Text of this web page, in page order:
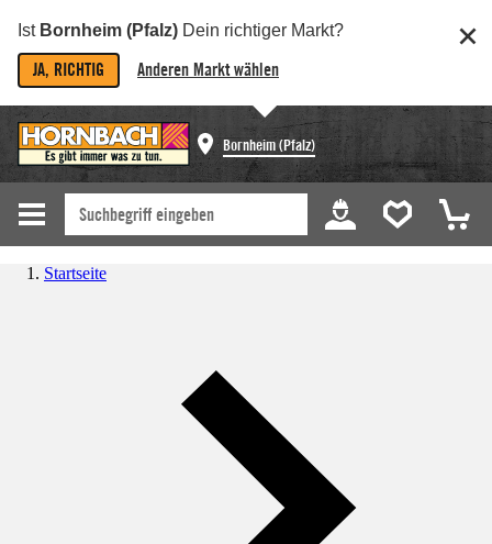
Ist Bornheim (Pfalz) Dein richtiger Markt?
JA, RICHTIG Anderen Markt wählen
Bornheim (Pfalz)
Startseite